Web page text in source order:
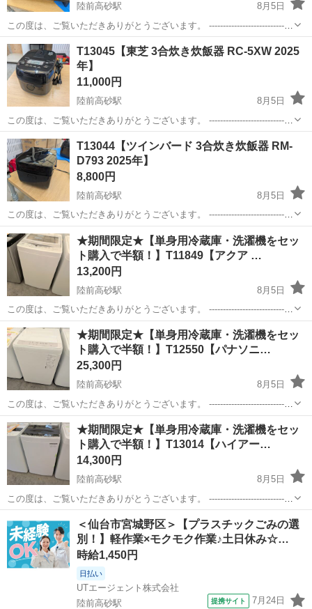
陸前高砂駅
8月5日
この度は、ご覧いただきありがとうございます。 ------------------------------
----------------------------- 【商品詳細】 商品名：アイリス 2口...
宮城 仙台市 陸前高砂駅 キッチン家電
T13045【東芝 3合炊き炊飯器 RC-5XW 2025
年】
11,000円
陸前高砂駅
8月5日
この度は、ご覧いただきありがとうございます。 ------------------------------
----------------------------- 【商品詳細】 商品名：東芝 3合炊き...
宮城 仙台市 陸前高砂駅 キッチン家電 テント
T13044【ツインバード 3合炊き炊飯器 RM-
D793 2025年】
8,800円
陸前高砂駅
8月5日
この度は、ご覧いただきありがとうございます。 ------------------------------
----------------------------- 【商品詳細】 商品名：ツインバード ...
宮城 仙台市 陸前高砂駅 キッチン家電 ツインバード
★期間限定★【単身用冷蔵庫・洗濯機をセッ
ト購入で半額！】T11849【アクア …
13,200円
陸前高砂駅
8月5日
この度は、ご覧いただきありがとうございます。 ------------------------------
----------------------------- ★期間限定★【単身用冷蔵庫・洗濯機をセット...
宮城 仙台市 陸前高砂駅 生活家電 GS50
★期間限定★【単身用冷蔵庫・洗濯機をセッ
ト購入で半額！】T12550【パナソニ…
25,300円
陸前高砂駅
8月5日
この度は、ご覧いただきありがとうございます。 ------------------------------
----------------------------- ★期間限定★【単身用冷蔵庫・洗濯機をセット...
宮城 仙台市 陸前高砂駅 生活家電 半額
★期間限定★【単身用冷蔵庫・洗濯機をセッ
ト購入で半額！】T13014【ハイアー…
14,300円
陸前高砂駅
8月5日
この度は、ご覧いただきありがとうございます。 ------------------------------
----------------------------- ★期間限定★【単身用冷蔵庫・洗濯機をセット...
陸前高砂駅 生活家電
＜仙台市宮城野区＞【プラスチックごみの選
別！】軽作業×モクモク作業♪土日休み☆…
時給1,450円
日払い
UTエージェント株式会社
陸前高砂駅
提携サイト 7月24日